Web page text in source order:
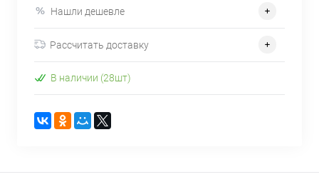
Нашли дешевле
Рассчитать доставку
В наличии (28шт)